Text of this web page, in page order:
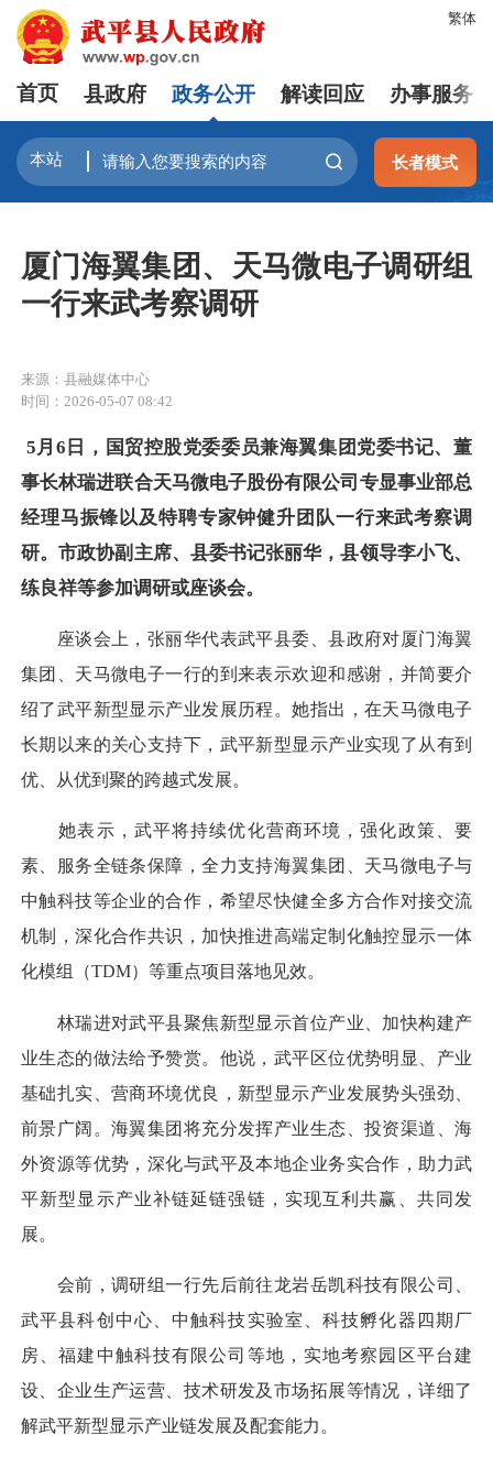
繁体
首页 县政府 政务公开 解读回应 办事服务
长者模式
厦门海翼集团、天马微电子调研组
一行来武考察调研
来源：县融媒体中心
时间：2026-05-07 08:42
5月6日，国贸控股党委委员兼海翼集团党委书记、董
事长林瑞进联合天马微电子股份有限公司专显事业部总
经理马振锋以及特聘专家钟健升团队一行来武考察调
研。市政协副主席、县委书记张丽华，县领导李小飞、
练良祥等参加调研或座谈会。
座谈会上，张丽华代表武平县委、县政府对厦门海翼
集团、天马微电子一行的到来表示欢迎和感谢，并简要介
绍了武平新型显示产业发展历程。她指出，在天马微电子
长期以来的关心支持下，武平新型显示产业实现了从有到
优、从优到聚的跨越式发展。
她表示，武平将持续优化营商环境，强化政策、要
素、服务全链条保障，全力支持海翼集团、天马微电子与
中触科技等企业的合作，希望尽快健全多方合作对接交流
机制，深化合作共识，加快推进高端定制化触控显示一体
化模组（TDM）等重点项目落地见效。
林瑞进对武平县聚焦新型显示首位产业、加快构建产
业生态的做法给予赞赏。他说，武平区位优势明显、产业
基础扎实、营商环境优良，新型显示产业发展势头强劲、
前景广阔。海翼集团将充分发挥产业生态、投资渠道、海
外资源等优势，深化与武平及本地企业务实合作，助力武
平新型显示产业补链延链强链，实现互利共赢、共同发
展。
会前，调研组一行先后前往龙岩岳凯科技有限公司、
武平县科创中心、中触科技实验室、科技孵化器四期厂
房、福建中触科技有限公司等地，实地考察园区平台建
设、企业生产运营、技术研发及市场拓展等情况，详细了
解武平新型显示产业链发展及配套能力。